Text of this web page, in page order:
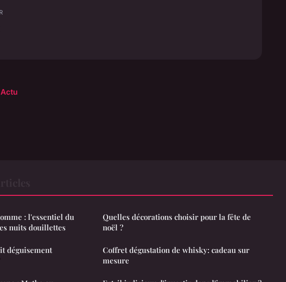
: l'essentiel du
nuits douillettes
déguisement
Quelles décorations choisir pour la fête de
noël ?
Coffret dégustation de whisky: cadeau sur
mesure